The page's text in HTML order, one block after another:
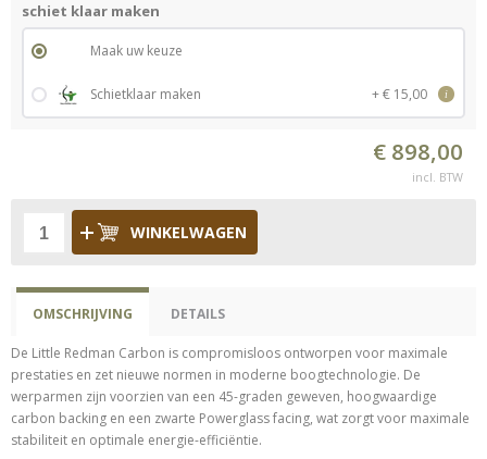
schiet klaar maken
Maak uw keuze
Schietklaar maken + € 15,00 i
€ 898,00
incl. BTW
WINKELWAGEN
OMSCHRIJVING DETAILS
De Little Redman Carbon is compromisloos ontworpen voor maximale
prestaties en zet nieuwe normen in moderne boogtechnologie. De
werparmen zijn voorzien van een 45-graden geweven, hoogwaardige
carbon backing en een zwarte Powerglass facing, wat zorgt voor maximale
stabiliteit en optimale energie-efficiëntie.